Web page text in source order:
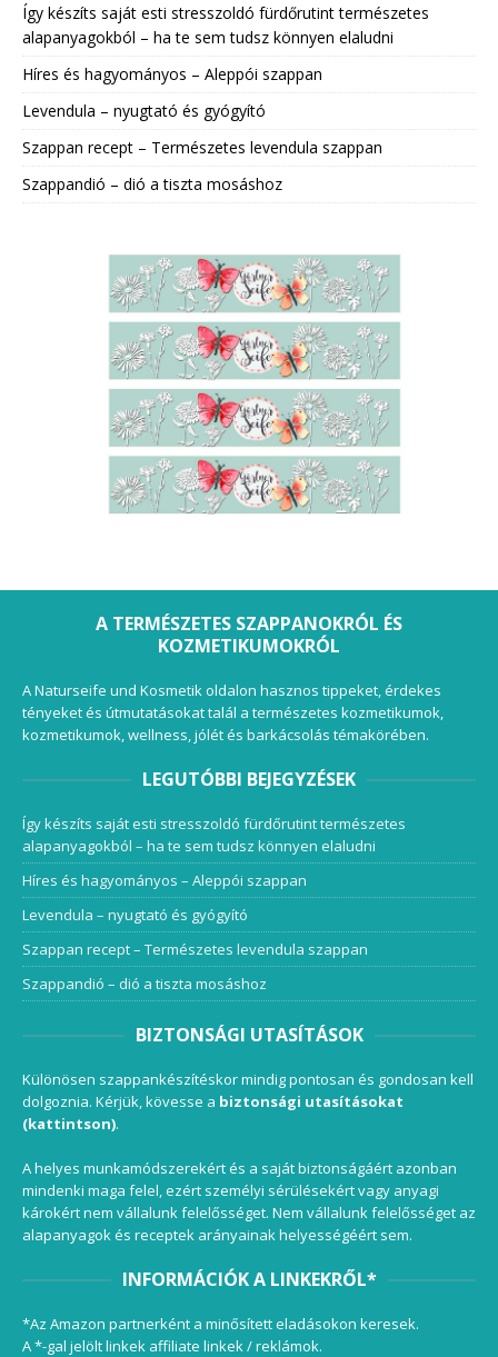
Így készíts saját esti stresszoldó fürdőrutint természetes
alapanyagokból – ha te sem tudsz könnyen elaludni
Híres és hagyományos – Aleppói szappan
Levendula – nyugtató és gyógyító
Szappan recept – Természetes levendula szappan
Szappandió – dió a tiszta mosáshoz
A TERMÉSZETES SZAPPANOKRÓL ÉS
KOZMETIKUMOKRÓL
A Naturseife und Kosmetik oldalon hasznos tippeket, érdekes
tényeket és útmutatásokat talál a természetes kozmetikumok,
kozmetikumok, wellness, jólét és barkácsolás témakörében.
LEGUTÓBBI BEJEGYZÉSEK
Így készíts saját esti stresszoldó fürdőrutint természetes
alapanyagokból – ha te sem tudsz könnyen elaludni
Híres és hagyományos – Aleppói szappan
Levendula – nyugtató és gyógyító
Szappan recept – Természetes levendula szappan
Szappandió – dió a tiszta mosáshoz
BIZTONSÁGI UTASÍTÁSOK
Különösen szappankészítéskor mindig pontosan és gondosan kell
dolgoznia. Kérjük, kövesse a biztonsági utasításokat
(kattintson).
A helyes munkamódszerekért és a saját biztonságáért azonban
mindenki maga felel, ezért személyi sérülésekért vagy anyagi
károkért nem vállalunk felelősséget. Nem vállalunk felelősséget az
alapanyagok és receptek arányainak helyességéért sem.
INFORMÁCIÓK A LINKEKRŐL*
*Az Amazon partnerként a minősített eladásokon keresek.
A *-gal jelölt linkek affiliate linkek / reklámok.